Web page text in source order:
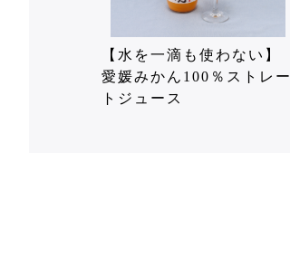
【水を一滴も使わない】
愛媛みかん100％ストレー
トジュース